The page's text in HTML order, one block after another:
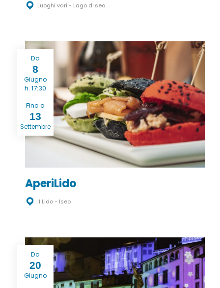
Luoghi vari - Lago d'Iseo
Da
8
Giugno
h. 17:30
Fino a
13
Settembre
AperiLido
Il Lido - Iseo
Da
20
Giugno